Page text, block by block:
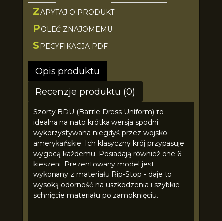
ZAPYTAJ O PRODUKT
POLEĆ ZNAJOMEMU
S PECYFIKACJA PDF
Opis produktu
Recenzje produktu (0)
Szorty BDU (Battle Dress Uniform) to
idealna na nato krótka wersja spodni
wykorzystywana niegdyś przez wojsko
amerykańskie. Ich klasyczny krój przypasuje
wygodą każdemu. Posiadają również one 6
kieszeni. Prezentowany model jest
wykonany z materiału Rip-Stop - daje to
wysoką odorność na uszkodzenia i szybkie
schnięcie materiału po zamoknięciu.